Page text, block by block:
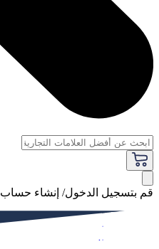
قم بتسجيل الدخول/ إنشاء حساب
فاخر
النساء
الرجال